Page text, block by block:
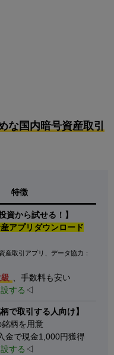
な国内暗号資産取引
特徴
資から試せる！】
アプリダウンロード
産取引アプリ、データ協力：
、手数料も安い
する ◁
で取引する人向け】
柄を用意
金で現金1,000円獲得
する ◁